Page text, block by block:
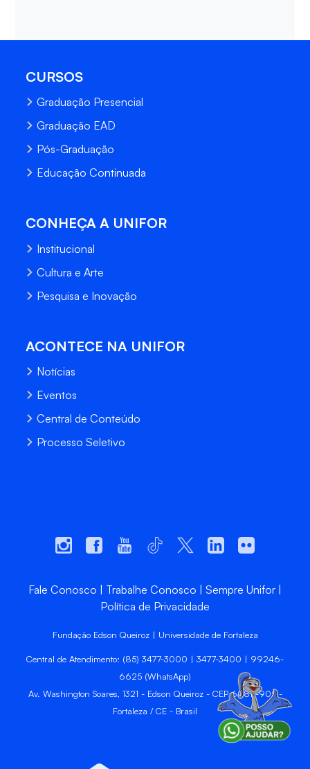
CURSOS
Graduação Presencial
Graduação EAD
Pós-Graduação
Educação Continuada
CONHEÇA A UNIFOR
Institucional
Cultura e Arte
Pesquisa e Inovação
ACONTECE NA UNIFOR
Notícias
Eventos
Central de Conteúdo
Processo Seletivo
Fale Conosco Trabalhe Conosco
Sempre Unifor
Política de Privacidade
Fundação Edson Queiroz | Universidade de Fortaleza
Central de Atendimento: (85) 3477-3000 | 3477-3400 | 99246-
6625 (WhatsApp)
Av. Washington Soares, 1321 - Edson Queiroz - CEP 60811-905 -
Fortaleza / CE - Brasil